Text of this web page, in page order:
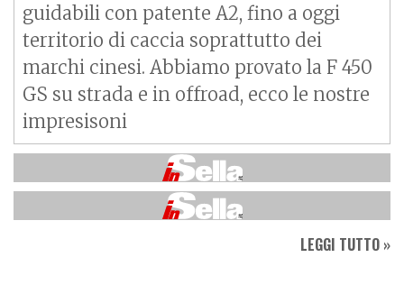
guidabili con patente A2, fino a oggi
territorio di caccia soprattutto dei
marchi cinesi. Abbiamo provato la F 450
GS su strada e in offroad, ecco le nostre
impresisoni
LEGGI TUTTO »